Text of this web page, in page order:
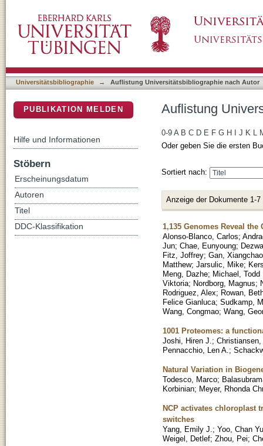
Universitätsbibliographie → Auflistung Universitätsbibliographie nach Autor
Auflistung
0-9 A B C D E F G H J K L
Oder geben Sie die ersten
Sortiert nach:
Anzeige der Dokumente 1-7
1,135 Genomes Reveal
Alonso-Blanco, Carlos;
Jun; Chae, Eunyoung;
Fitz, Joffrey; Gan, Xiangchao
Matthew; Jarsulic, Mike;
Meng, Dazhe; Michael, Todd
Viktoria; Nordborg, Magnus;
Rodriguez, Alex; Rowan,
Felice Gianluca; Sudkamp,
Wang, Congmao; Wang,
1001 Proteomes: a
Joshi, Hiren J. ;
Pennacchio, Len A. ;
Natural Variation in
Todesco, Marco;
Korbinian; Meyer, Rhonda
NCP activates chloroplast
switches
Yang, Emily J. ; Yoo, Chan
Weigel, Detlef; Zhou, Pei;
PUBLIKATION MELDEN
Hilfe und Informationen
Stöbern
Erscheinungsdatum
Autoren
Titel
DDC-Klassifikation